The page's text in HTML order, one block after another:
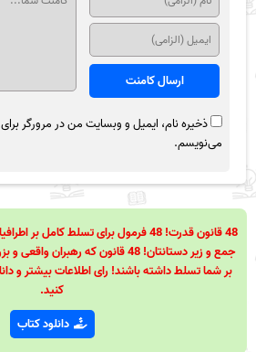
ذخیره نام، ایمیل و وبسایت من در مرورگر
می‌نویسم.
جمع و زیر دستانتان! 48 قانون که
بر شما تسلط داشته باشند! رای اطلاعات بیشتر و
کنید.
دانلود کتاب